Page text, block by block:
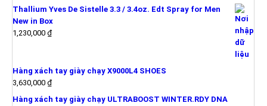
Thallium Yves De Sistelle 3.3 / 3.4oz. Edt Spray for Men
New in Box
1,230,000 ₫
Hàng xách tay giày chạy X9000L4 SHOES
3,630,000 ₫
Hàng xách tay giày chạy ULTRABOOST WINTER.RDY DNA